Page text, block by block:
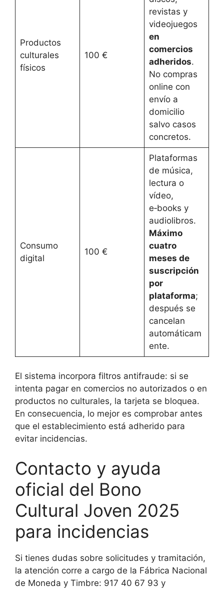
Productos
culturales
físicos
100 €
revistas y
videojuegos
en
comercios
adheridos.
No compras
online con
envío a
domicilio
salvo casos
concretos.
Consumo
digital
100 €
Plataformas
de música,
lectura o
vídeo,
e‑books y
audiolibros.
Máximo
cuatro
meses de
suscripción
por
plataforma;
después se
cancelan
automáticam
ente.
El sistema incorpora filtros antifraude: si se
intenta pagar en comercios no autorizados o en
productos no culturales, la tarjeta se bloquea.
En consecuencia, lo mejor es comprobar antes
que el establecimiento está adherido para
evitar incidencias.
Contacto y ayuda
oficial del Bono
Cultural Joven 2025
para incidencias
Si tienes dudas sobre solicitudes y tramitación,
la atención corre a cargo de la Fábrica Nacional
de Moneda y Timbre: 917 40 67 93 y